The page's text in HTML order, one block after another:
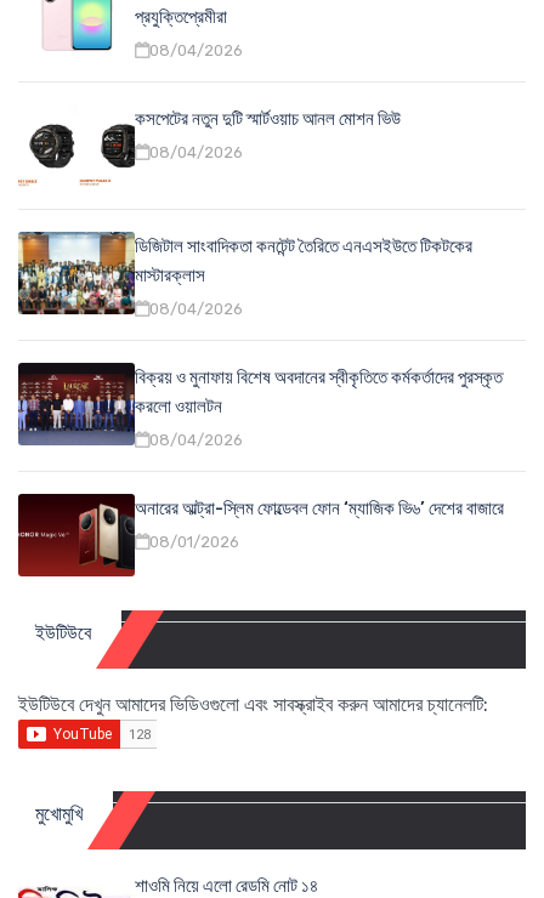
প্রযুক্তিপ্রেমীরা
08/04/2026
কসপেটের নতুন দুটি স্মার্টওয়াচ আনল মোশন ভিউ
08/04/2026
ডিজিটাল সাংবাদিকতা কনটেন্ট তৈরিতে এনএসইউতে টিকটকের
মাস্টারক্লাস
08/04/2026
বিক্রয় ও মুনাফায় বিশেষ অবদানের স্বীকৃতিতে কর্মকর্তাদের পুরস্কৃত
করলো ওয়ালটন
08/04/2026
অনারের আল্ট্রা-স্লিম ফোল্ডেবল ফোন ‘ম্যাজিক ভি৬’ দেশের বাজারে
08/01/2026
ইউটিউবে
ইউটিউবে দেখুন আমাদের ভিডিওগুলো এবং সাবস্ক্রাইব করুন আমাদের চ্যানেলটি:
মুখোমুখি
শাওমি নিয়ে এলো রেডমি নোট ১৪